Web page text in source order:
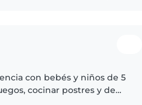
con bebés y niños de 5
cocinar postres y de